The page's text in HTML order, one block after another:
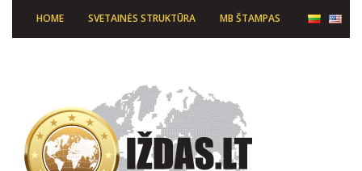
HOME SVETAINĖS STRUKTŪRA MB ŠTAMPAS